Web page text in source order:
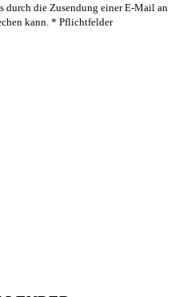
die Zusendung einer E-Mail an
kann. * Pflichtfelder